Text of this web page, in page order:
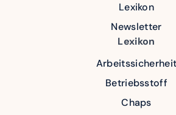
Lexikon
Newsletter
Lexikon
Arbeitssicherheit
Betriebsstoff
Chaps